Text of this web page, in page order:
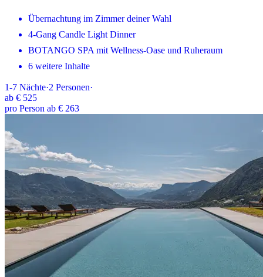
Übernachtung im Zimmer deiner Wahl
4-Gang Candle Light Dinner
BOTANGO SPA mit Wellness-Oase und Ruheraum
6 weitere Inhalte
1-7 Nächte·2 Personen·
ab € 525
pro Person ab € 263